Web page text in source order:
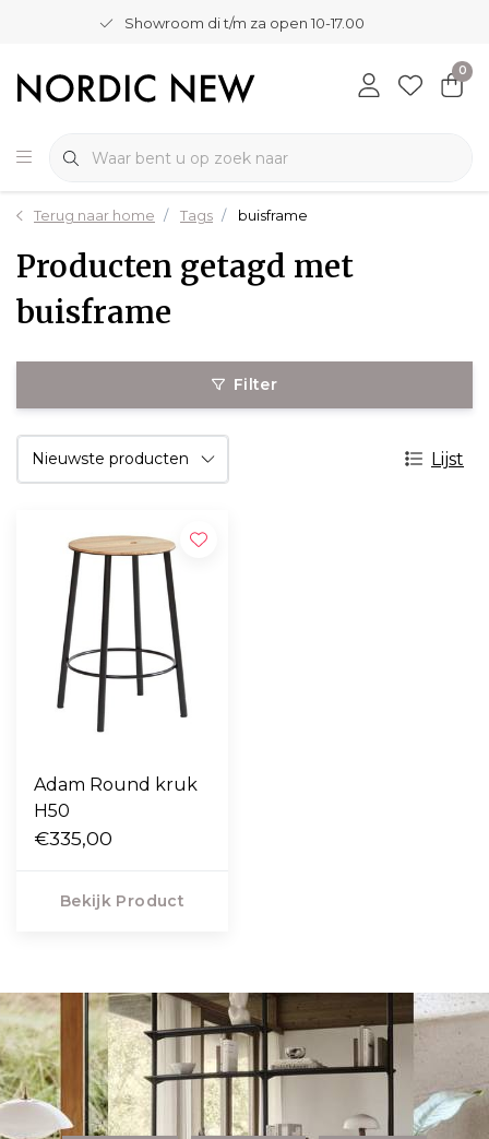
Showroom di t/m za open 10-17.00
0
Terug naar home Tags buisframe
Producten getagd met
buisframe
Filter
Lijst
Adam Round kruk
H50
€335,00
Bekijk Product